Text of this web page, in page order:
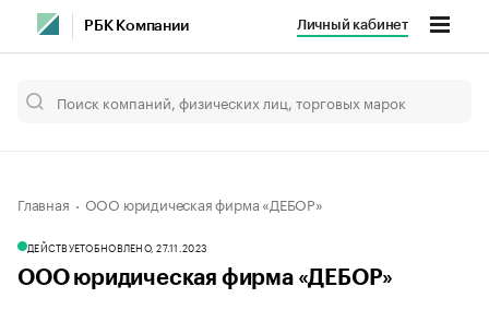
РБК Компании Личный кабинет
Главная ООО юридическая фирма «ДЕБОР»
ДЕЙСТВУЕТОБНОВЛЕНО, 27.11.2023
ООО юридическая фирма «ДЕБОР»